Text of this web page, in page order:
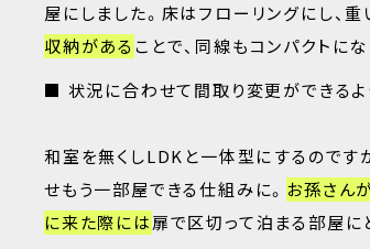
屋にしました。床はフローリングにし、
収納があることで、同線もコンパクトに
■ 状況に合わせて間取り変更ができるよ
和室を無くしLDKと一体型にするのです
せもう一部屋できる仕組みに。 お孫さん
に来た際には扉で区切って泊まる部屋に